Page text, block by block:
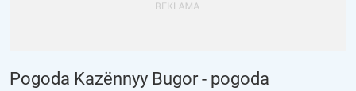
Pogoda Kazënnyy Bugor - pogoda